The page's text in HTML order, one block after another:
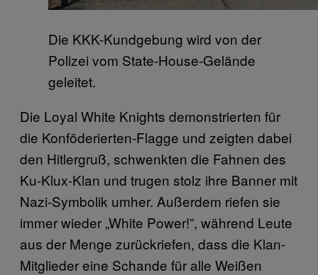
Die KKK-Kundgebung wird von der
Polizei vom State-House-Gelände
geleitet.
Die Loyal White Knights demonstrierten für
die Konföderierten-Flagge und zeigten dabei
den Hitlergruß, schwenkten die Fahnen des
Ku-Klux-Klan und trugen stolz ihre Banner mit
Nazi-Symbolik umher. Außerdem riefen sie
immer wieder „White Power!”, während Leute
aus der Menge zurückriefen, dass die Klan-
Mitglieder eine Schande für alle Weißen